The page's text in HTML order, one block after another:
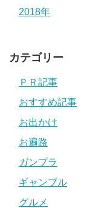
2018年
カテゴリー
ＰＲ記事
おすすめ記事
お出かけ
お遍路
ガンプラ
ギャンブル
グルメ